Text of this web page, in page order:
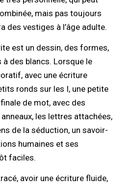
mais pas toujours
des vestiges à l’âge adulte.
est un dessin, des formes,
des blancs. Lorsque le
avec une écriture
ronds sur les I, une petite
de mot, avec des
les lettres attachées,
de la séduction, un savoir-
humaines et ses
faciles.
avoir une écriture fluide,